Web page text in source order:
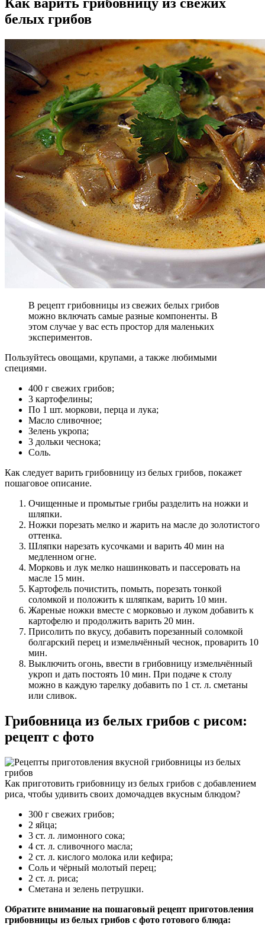
Как варить грибовницу из свежих
белых грибов
В рецепт грибовницы из свежих белых грибов
можно включать самые разные компоненты. В
этом случае у вас есть простор для маленьких
экспериментов.
Пользуйтесь овощами, крупами, а также любимыми
специями.
400 г свежих грибов;
3 картофелины;
По 1 шт. моркови, перца и лука;
Масло сливочное;
Зелень укропа;
3 дольки чеснока;
Соль.
Как следует варить грибовницу из белых грибов, покажет
пошаговое описание.
Очищенные и промытые грибы разделить на ножки и
шляпки.
Ножки порезать мелко и жарить на масле до золотистого
оттенка.
Шляпки нарезать кусочками и варить 40 мин на
медленном огне.
Морковь и лук мелко нашинковать и пассеровать на
масле 15 мин.
Картофель почистить, помыть, порезать тонкой
соломкой и положить к шляпкам, варить 10 мин.
Жареные ножки вместе с морковью и луком добавить к
картофелю и продолжить варить 20 мин.
Присолить по вкусу, добавить порезанный соломкой
болгарский перец и измельчённый чеснок, проварить 10
мин.
Выключить огонь, ввести в грибовницу измельчённый
укроп и дать постоять 10 мин. При подаче к столу
можно в каждую тарелку добавить по 1 ст. л. сметаны
или сливок.
Грибовница из белых грибов с рисом:
рецепт с фото
Как приготовить грибовницу из белых грибов с добавлением
риса, чтобы удивить своих домочадцев вкусным блюдом?
300 г свежих грибов;
2 яйца;
3 ст. л. лимонного сока;
4 ст. л. сливочного масла;
2 ст. л. кислого молока или кефира;
Соль и чёрный молотый перец;
2 ст. л. риса;
Сметана и зелень петрушки.
Обратите внимание на пошаговый рецепт приготовления
грибовницы из белых грибов с фото готового блюда: